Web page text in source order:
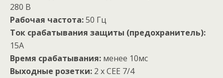
280 В
Рабочая частота:50 Гц
Ток срабатывания защиты (предохранитель):
15А
Время срабатывания: менее 10мс
Выходные розетки: 2 х CEE 7/4